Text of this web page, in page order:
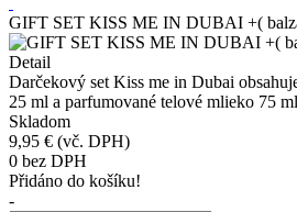
GIFT SET KISS ME IN DUBAI +(
Detail
Darčekový set Kiss me in Dubai
25 ml a parfumované telové mlieko 75 ml
Skladom
9,95 € (vč. DPH)
0 bez DPH
Přidáno do košíku!
-